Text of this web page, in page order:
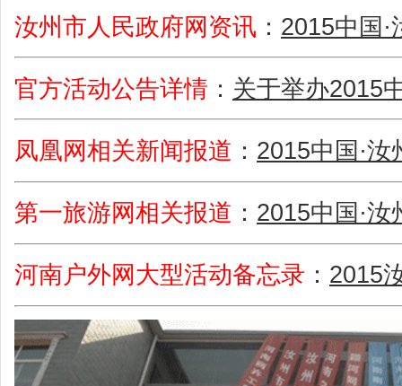
汝州市人民政府网资讯 ： 2015中国
官方活动公告详情 ： 关于举办2015
凤凰网相关新闻报道 ： 2015中国·
第一旅游网相关报道 ： 2015中国·
河南户外网大型活动备忘录 ： 2015